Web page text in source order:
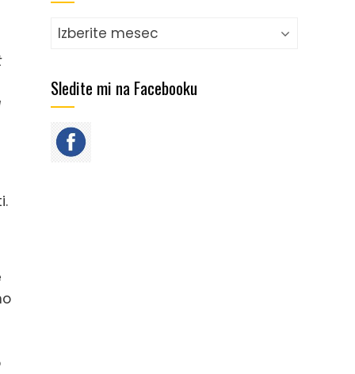
Arhiv
Sledite mi na Facebooku